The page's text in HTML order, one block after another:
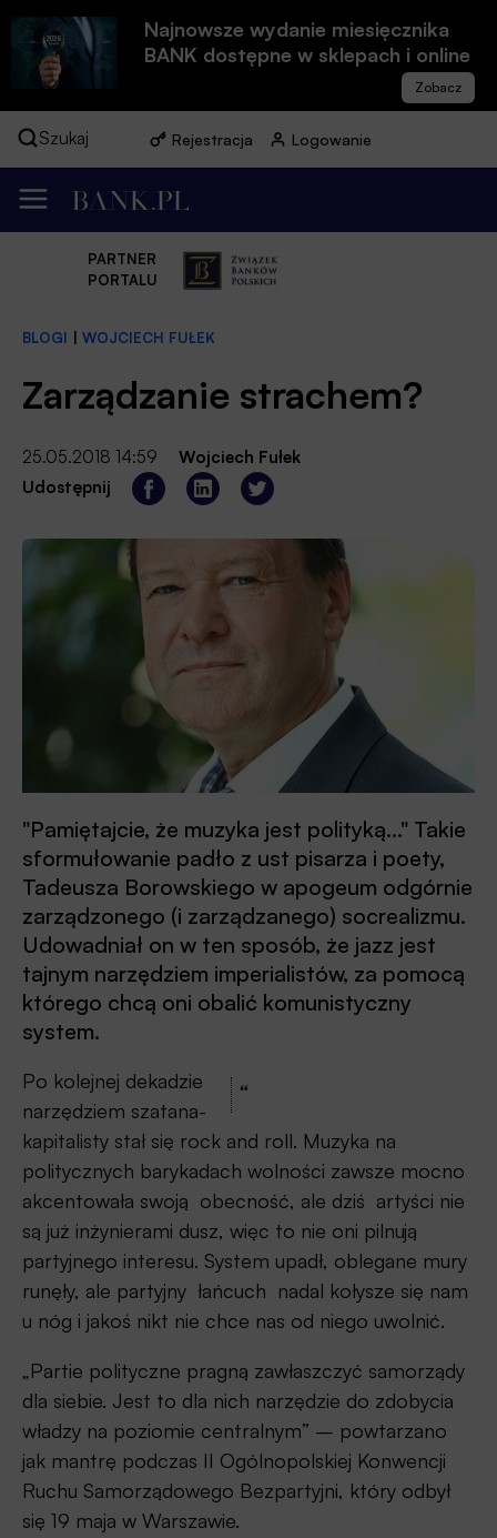
Najnowsze wydanie miesięcznika
BANK dostępne w sklepach i online
Szukaj Rejestracja Logowanie
PARTNER
PORTALU
BLOGI WOJCIECH FUŁEK
Zarządzanie strachem?
25.05.2018 14:59
Wojciech Fułek
Udostępnij
"Pamiętajcie, że muzyka jest polityką..." Takie
sformułowanie padło z ust pisarza i poety,
Tadeusza Borowskiego w apogeum odgórnie
zarządzonego (i zarządzanego) socrealizmu.
Udowadniał on w ten sposób, że jazz jest
tajnym narzędziem imperialistów, za pomocą
którego chcą oni obalić komunistyczny
system.
“
Po kolejnej dekadzie
narzędziem szatana-
kapitalisty stał się rock and roll. Muzyka na
politycznych barykadach wolności zawsze mocno
akcentowała swoją obecność, ale dziś artyści nie
są już inżynierami dusz, więc to nie oni pilnują
partyjnego interesu. System upadł, oblegane mury
runęły, ale partyjny łańcuch nadal kołysze się nam
u nóg i jakoś nikt nie chce nas od niego uwolnić.
„Partie polityczne pragną zawłaszczyć samorządy
dla siebie. Jest to dla nich narzędzie do zdobycia
władzy na poziomie centralnym” – powtarzano
jak mantrę podczas II Ogólnopolskiej Konwencji
Ruchu Samorządowego Bezpartyjni, który odbył
się 19 maja w Warszawie.